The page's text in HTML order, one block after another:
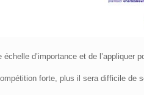
d’importance et de l’appliquer
forte, plus il sera difficile de